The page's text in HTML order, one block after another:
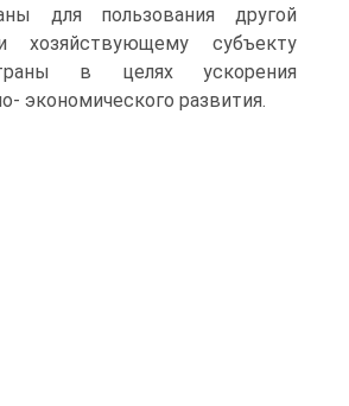
для пользования другой
хозяйствующему субъекту
в целях ускорения
экономического развития.